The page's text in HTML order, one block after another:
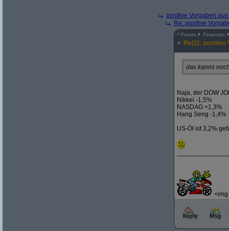
positive Vorgaben
Re: positive
^ Forum Finanzen
Re(2): positive
das kanns
Naja, der DOW
Nikkei -1,5%
NASDAG +1,3%
Hang Seng -1,4%
US-Öl ist 3,2%